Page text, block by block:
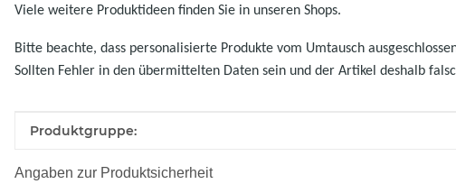
Viele weitere Produktideen finden Sie in unseren Shops.
Bitte beachte, dass personalisierte Produkte vom Umtausch
Sollten Fehler in den übermittelten Daten sein und der Artikel deshalb
Produkteigenschaft
Wert
Produktgruppe:
Angaben zur Produktsicherheit